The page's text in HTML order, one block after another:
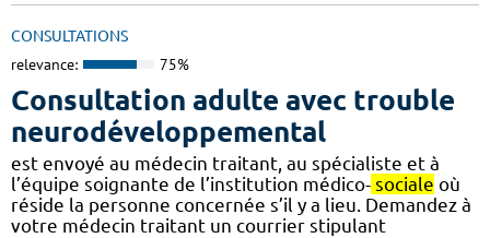
CONSULTATIONS
relevance: 75%
Consultation adulte avec trouble
neurodéveloppemental
est envoyé au médecin traitant, au spécialiste et à
l’équipe soignante de l’institution médico- sociale où
réside la personne concernée s’il y a lieu. Demandez à
votre médecin traitant un courrier stipulant